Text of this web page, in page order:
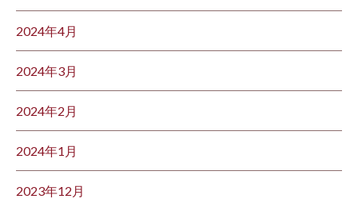
2024年4月
2024年3月
2024年2月
2024年1月
2023年12月